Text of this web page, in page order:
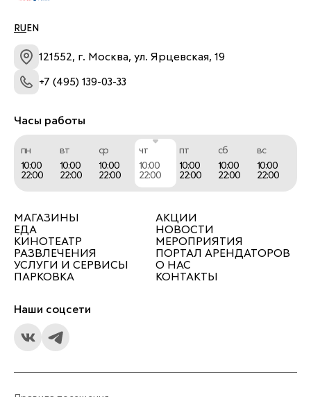
RU EN
121552, г. Москва, ул. Ярцевская, 19
+7 (495) 139-03-33
Часы работы
пн
10:00
22:00
вт
10:00
22:00
ср
10:00
22:00
чт
10:00
22:00
пт
10:00
22:00
сб
10:00
22:00
вс
10:00
22:00
МАГАЗИНЫ
ЕДА
КИНОТЕАТР
РАЗВЛЕЧЕНИЯ
УСЛУГИ И СЕРВИСЫ
ПАРКОВКА
АКЦИИ
НОВОСТИ
МЕРОПРИЯТИЯ
ПОРТАЛ АРЕНДАТОРОВ
О НАС
КОНТАКТЫ
Наши соцсети